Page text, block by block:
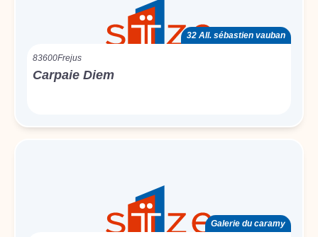
32 All. sébastien vauban
83600Frejus
Carpaie Diem
Galerie du caramy